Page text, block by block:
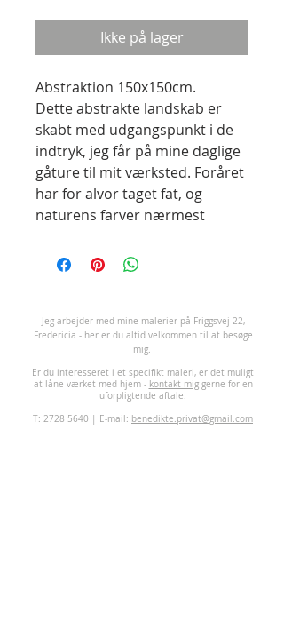
Ikke på lager
Abstraktion 150x150cm.
Dette abstrakte landskab er
skabt med udgangspunkt i de
indtryk, jeg får på mine daglige
gåture til mit værksted. Foråret
har for alvor taget fat, og
naturens farver nærmest
umuligt ikke at lade sig
violette og pink nuancer, de
varme orange farver – og
selvfølgelig de blomster, man
møder overalt lige nu:
rhododendron, den gule gyvel
og et væld af forårsblomster i
eg arbejder med mine malerier på Friggsvej 22,
Fredericia - her er du altid velkommen til at besøge
mig.
Er du interesseret i et specifikt maleri, er det muligt
at låne værket med hjem - kontakt miggerne for en
uforpligtende aftale.
T: 2728 5640 | E-mail: benedikte.privat@gmail.com